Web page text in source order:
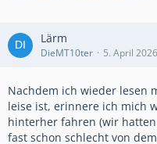
Lärm
DieMT10ter 5. April 2026
Nachdem ich wieder lesen
leise ist, erinnere ich mich
hinterher fahren (wir
fast schon schlecht von